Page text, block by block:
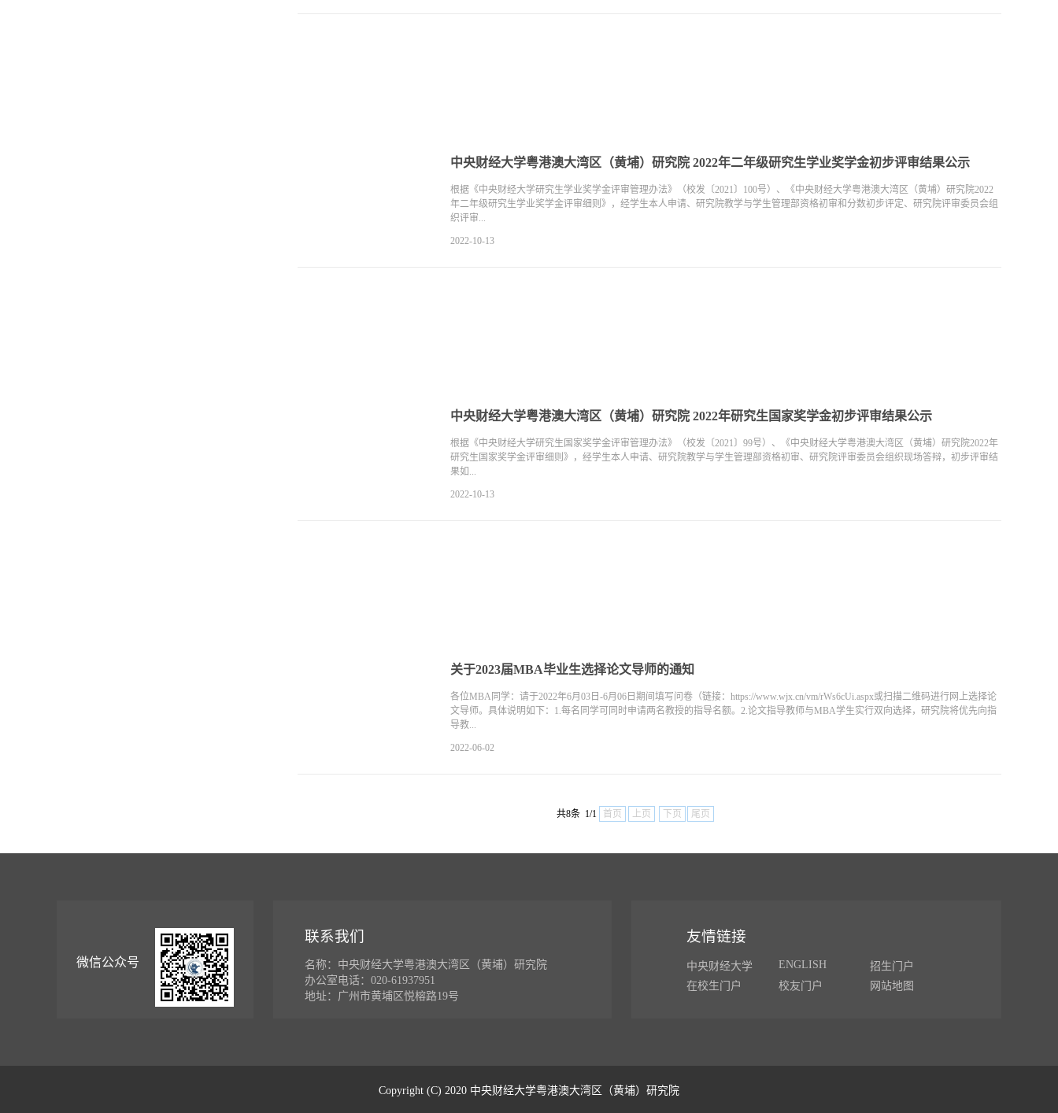
中央财经大学粤港澳大湾区（黄埔）研究院 2022年二年级研究生学业奖学金初步评审结果公示
根据《中央财经大学研究生学业奖学金评审管理办法》（校发〔2021〕100号）、《中央财经大学粤港澳大湾区（黄埔）研究院2022
年二年级研究生学业奖学金评审细则》，经学生本人申请、研究院教学与学生管理部资格初审和分数初步评定、研究院评审委员会组
织评审...
2022-10-13
中央财经大学粤港澳大湾区（黄埔）研究院 2022年研究生国家奖学金初步评审结果公示
根据《中央财经大学研究生国家奖学金评审管理办法》（校发〔2021〕99号）、《中央财经大学粤港澳大湾区（黄埔）研究院2022年
研究生国家奖学金评审细则》，经学生本人申请、研究院教学与学生管理部资格初审、研究院评审委员会组织现场答辩，初步评审结
果如...
2022-10-13
关于2023届MBA毕业生选择论文导师的通知
各位MBA同学：请于2022年6月03日-6月06日期间填写问卷（链接：https://www.wjx.cn/vm/rWs6cUi.aspx或扫描二维码进行网上选择论
文导师。具体说明如下：1.每名同学可同时申请两名教授的指导名额。2.论文指导教师与MBA学生实行双向选择，研究院将优先向指
导教...
2022-06-02
共8条 1/1 首页 上页 下页 尾页
微信公众号
联系我们
名称：中央财经大学粤港澳大湾区（黄埔）研究院
办公室电话：020-61937951
地址：广州市黄埔区悦榕路19号
友情链接
中央财经大学 ENGLISH
招生门户
在校生门户
校友门户 网站地图
Copyright (C) 2020 中央财经大学粤港澳大湾区（黄埔）研究院